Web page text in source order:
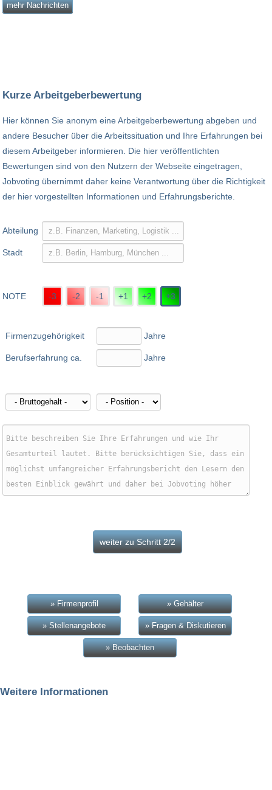
mehr Nachrichten
Kurze Arbeitgeberbewertung
Hier können Sie anonym eine Arbeitgeberbewertung abgeben und
andere Besucher über die Arbeitssituation und Ihre Erfahrungen bei
diesem Arbeitgeber informieren. Die hier veröffentlichten
Bewertungen sind von den Nutzern der Webseite eingetragen,
Jobvoting übernimmt daher keine Verantwortung über die Richtigkeit
der hier vorgestellten Informationen und Erfahrungsberichte.
Abteilung
Stadt
NOTE -3 -2 -1 +1 +2 +3
Firmenzugehörigkeit
Berufserfahrung ca.
Jahre
Jahre
» Firmenprofil » Gehälter
» Stellenangebote » Fragen & Diskutieren
» Beobachten
Weitere Informationen